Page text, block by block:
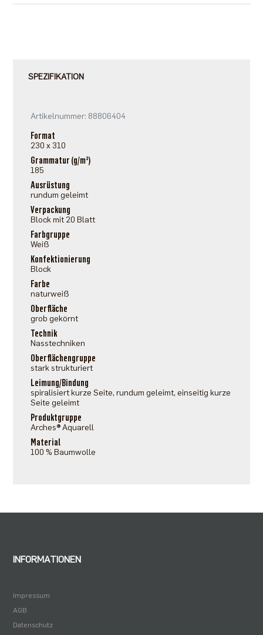
SPEZIFIKATION
Artikelnummer: 88806404
Format
230 x 310
Grammatur (g/m²)
185
Ausrüstung
rundum geleimt
Verpackung
Block mit 20 Blatt
Farbgruppe
Weiß
Konfektionierung
Block
Farbe
naturweiß
Oberfläche
grob gekörnt
Technik
Nasstechniken
Oberflächengruppe
stark strukturiert
Leimung/Bindung
spiralisiert kurze Seite, rundum geleimt, einseitig kurze
Seite geleimt
Produktgruppe
Arches® Aquarell
Material
100 % Baumwolle
INFORMATIONEN
Impressum
AGB
Datenschutz